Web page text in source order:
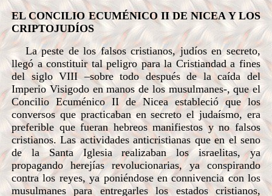
EL CONCILIO ECUMÉNICO II DE NICEA Y LOS
CRIPTOJUDÍOS
La peste de los falsos cristianos, judíos en secreto,
llegó a constituir tal peligro para la Cristiandad a fines
del siglo VIII –sobre todo después de la caída del
Imperio Visigodo en manos de los musulmanes-, que el
Concilio Ecuménico II de Nicea estableció que los
conversos que practicaban en secreto el judaísmo, era
preferible que fueran hebreos manifiestos y no falsos
cristianos. Las actividades anticristianas que en el seno
de la Santa Iglesia realizaban los israelitas, ya
propagando herejías revolucionarias, ya conspirando
contra los reyes, ya poniéndose en connivencia con los
musulmanes para entregarles los estados cristianos,